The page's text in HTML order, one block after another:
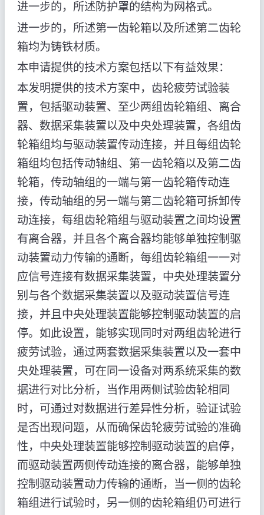
进一步的，所述防护罩的结构为网格式。
进一步的，所述第一齿轮箱以及所述第二齿轮
箱均为铸铁材质。
本申请提供的技术方案包括以下有益效果：
本发明提供的技术方案中，齿轮疲劳试验装
置，包括驱动装置、至少两组齿轮箱组、离合
器、数据采集装置以及中央处理装置，各组齿
轮箱组均与驱动装置传动连接，并且每组齿轮
箱组均包括传动轴组、第一齿轮箱以及第二齿
轮箱，传动轴组的一端与第一齿轮箱传动连
接，传动轴组的另一端与第二齿轮箱可拆卸传
动连接，每组齿轮箱组与驱动装置之间均设置
有离合器，并且各个离合器均能够单独控制驱
动装置动力传输的通断，每组齿轮箱组一一对
应信号连接有数据采集装置，中央处理装置分
别与各个数据采集装置以及驱动装置信号连
接，并且中央处理装置能够控制驱动装置的启
停。如此设置，能够实现同时对两组齿轮进行
疲劳试验，通过两套数据采集装置以及一套中
央处理装置，可在同一设备对两系统采集的数
据进行对比分析，当作用两侧试验齿轮相同
时，可通过对数据进行差异性分析，验证试验
是否出现问题，从而确保齿轮疲劳试验的准确
性，中央处理装置能够控制驱动装置的启停，
而驱动装置两侧传动连接的离合器，能够单独
控制驱动装置动力传输的通断，当一侧的齿轮
箱组进行试验时，另一侧的齿轮箱组仍可进行